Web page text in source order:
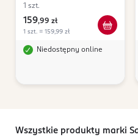
1 szt.
159,99 zł
1 szt. = 159,99 zł
Niedostępny online
Wszystkie produkty marki